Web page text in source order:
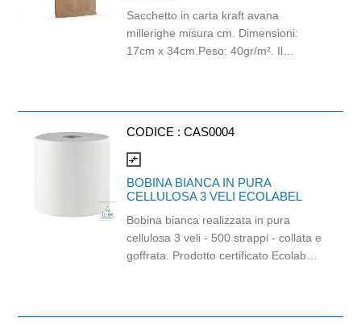
Sacchetto in carta kraft avana
millerighe misura cm. Dimensioni:
17cm x 34cm.Peso: 40gr/m². Il
CODICE : CAS0004
compare_arrows
BOBINA BIANCA IN PURA
CELLULOSA 3 VELI ECOLABEL
Bobina bianca realizzata in pura
cellulosa 3 veli - 500 strappi - collata e
goffrata. Prodotto certificato Ecolabel